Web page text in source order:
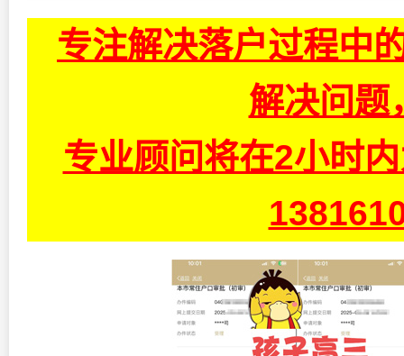
专注解决落户过程中
解决问题
专业顾问将在2小时